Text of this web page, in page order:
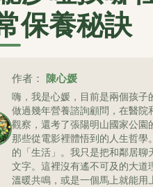
保養秘訣
作者： 陳心媛
嗨，我是心媛，目前是兩個孩子
做過幾年營養諮詢顧問，在醫
觀察，還考了張陽明山國家公
那些從電影裡體悟到的人生哲
的「生活」。我只是把和鄰居
文字。這裡沒有遙不可及的大
溫暖共鳴，或是一個馬上就能用